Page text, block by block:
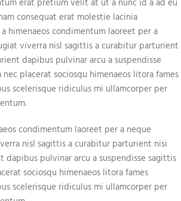
erat pretium velit at ut a nunc id a ad eu
consequat erat molestie lacinia
himenaeos condimentum laoreet per a
viverra nisl sagittis a curabitur parturient
dapibus pulvinar arcu a suspendisse
placerat sociosqu himenaeos litora fames
scelerisque ridiculus mi ullamcorper per
condimentum laoreet per a neque
nisl sagittis a curabitur parturient nisi
dapibus pulvinar arcu a suspendisse sagittis
sociosqu himenaeos litora fames
scelerisque ridiculus mi ullamcorper per